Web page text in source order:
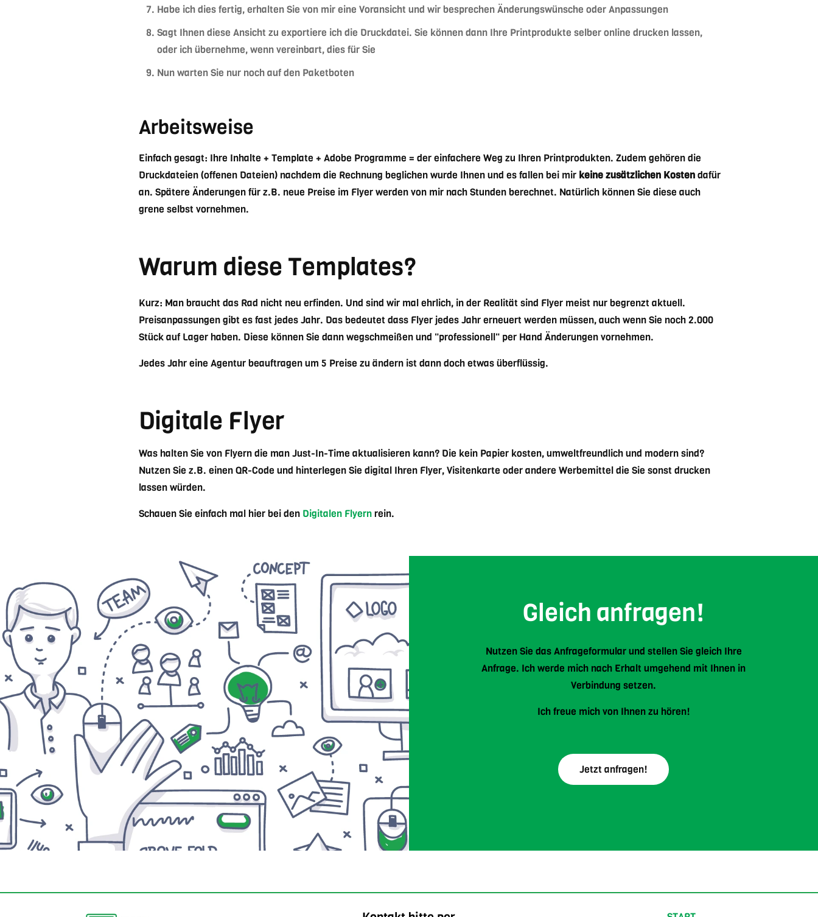
Habe ich dies fertig, erhalten Sie von mir eine Voransicht und wir besprechen Änderungswünsche oder Anpassungen
Sagt Ihnen diese Ansicht zu exportiere ich die Druckdatei. Sie können dann Ihre Printprodukte selber online drucken lassen,
oder ich übernehme, wenn vereinbart, dies für Sie
Nun warten Sie nur noch auf den Paketboten
Arbeitsweise
Einfach gesagt: Ihre Inhalte + Template + Adobe Programme = der einfachere Weg zu Ihren Printprodukten. Zudem gehören die
Druckdateien (offenen Dateien) nachdem die Rechnung beglichen wurde Ihnen und es fallen bei mir keine zusätzlichen Kostendafür
an. Spätere Änderungen für z.B. neue Preise im Flyer werden von mir nach Stunden berechnet. Natürlich können Sie diese auch
grene selbst vornehmen.
Warum diese Templates?
Kurz: Man braucht das Rad nicht neu erfinden. Und sind wir mal ehrlich, in der Realität sind Flyer meist nur begrenzt aktuell.
Preisanpassungen gibt es fast jedes Jahr. Das bedeutet dass Flyer jedes Jahr erneuert werden müssen, auch wenn Sie noch 2.000
Stück auf Lager haben. Diese können Sie dann wegschmeißen und "professionell" per Hand Änderungen vornehmen.
Jedes Jahr eine Agentur beauftragen um 5 Preise zu ändern ist dann doch etwas überflüssig.
Digitale Flyer
Was halten Sie von Flyern die man Just-In-Time aktualisieren kann? Die kein Papier kosten, umweltfreundlich und modern sind?
Nutzen Sie z.B. einen QR-Code und hinterlegen Sie digital Ihren Flyer, Visitenkarte oder andere Werbemittel die Sie sonst drucken
lassen würden.
Schauen Sie einfach mal hier bei den Digitalen Flyernrein.
Gleich anfragen!
Nutzen Sie das Anfrageformular und stellen Sie gleich Ihre
Anfrage. Ich werde mich nach Erhalt umgehend mit Ihnen in
Verbindung setzen.
Ich freue mich von Ihnen zu hören!
Jetzt anfragen!